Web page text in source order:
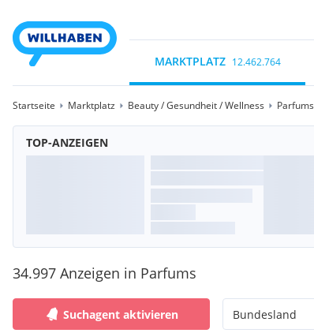
MARKTPLATZ 12.462.764
Startseite Marktplatz Beauty / Gesundheit / Wellness Parfums
TOP-ANZEIGEN
34.997 Anzeigen in Parfums
Suchagent aktivieren Bundesland